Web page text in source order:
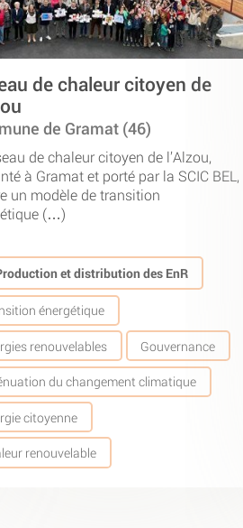
de chaleur citoyen de
de Gramat (46)
de chaleur citoyen de l’Alzou,
à Gramat et porté par la SCIC BEL,
un modèle de transition
(…)
et distribution des EnR
énergétique
renouvelables Gouvernance
du changement climatique
citoyenne
renouvelable